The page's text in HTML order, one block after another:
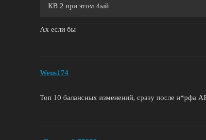
КВ 2 при этом 4ый
Ах если бы
Wens174
Топ 10 балансных изменений, сразу после н*рфа